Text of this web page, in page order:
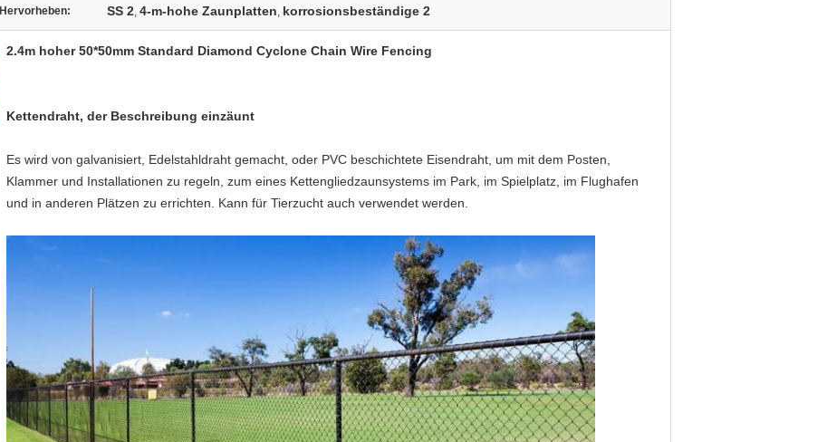
Hervorheben: SS 2, 4-m-hohe Zaunplatten, korrosionsbeständige 2
2.4m hoher 50*50mm Standard Diamond Cyclone Chain Wire Fencing
Kettendraht, der Beschreibung einzäunt
Es wird von galvanisiert, Edelstahldraht gemacht, oder PVC beschichtete Eisendraht, um mit dem Posten,
Klammer und Installationen zu regeln, zum eines Kettengliedzaunsystems im Park, im Spielplatz, im Flughafen
und in anderen Plätzen zu errichten. Kann für Tierzucht auch verwendet werden.